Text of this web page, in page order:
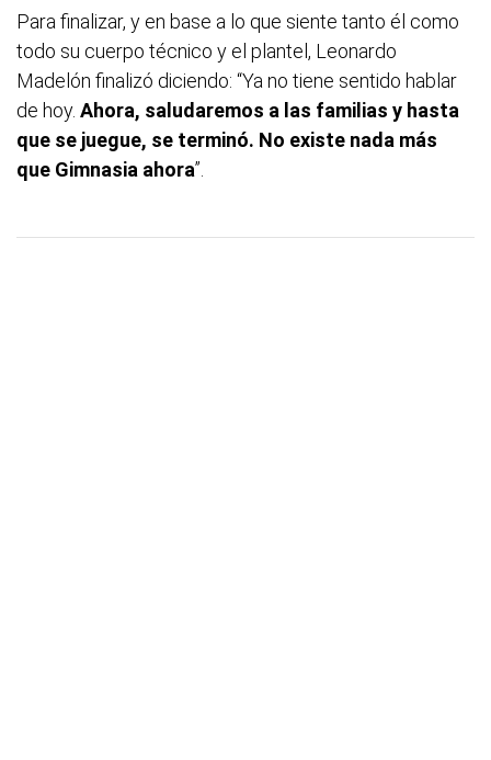
Para finalizar, y en base a lo que siente tanto él como
todo su cuerpo técnico y el plantel, Leonardo
Madelón finalizó diciendo: “Ya no tiene sentido hablar
de hoy. Ahora, saludaremos a las familias y hasta
que se juegue, se terminó. No existe nada más
que Gimnasia ahora”.